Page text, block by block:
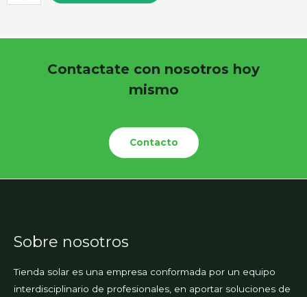
Contactate con nosotros hoy
mismo
Contacto
Sobre nosotros
Tienda solar es una empresa conformada por un equipo
interdisciplinario de profesionales, en aportar soluciones de